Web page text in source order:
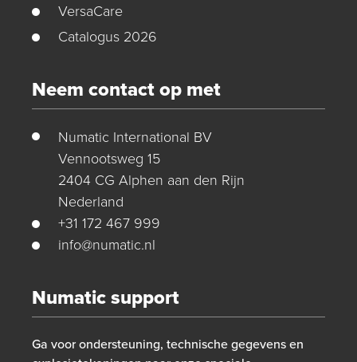
VersaCare
Catalogus 2026
Neem contact op met
Numatic International BV
Vennootsweg 15
2404 CG Alphen aan den Rijn
Nederland
+31 172 467 999
info@numatic.nl
Numatic support
Ga voor ondersteuning, technische gegevens en